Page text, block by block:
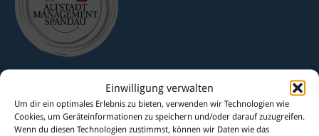
Einwilligung verwalten
Um dir ein optimales Erlebnis zu bieten, verwenden wir Technologien wie
Cookies, um Geräteinformationen zu speichern und/oder darauf zuzugreifen.
Wenn du diesen Technologien zustimmst, können wir Daten wie das
Altstadtmanagement Spandau
Mönchstraße 8
13597 Berlin-Spandau